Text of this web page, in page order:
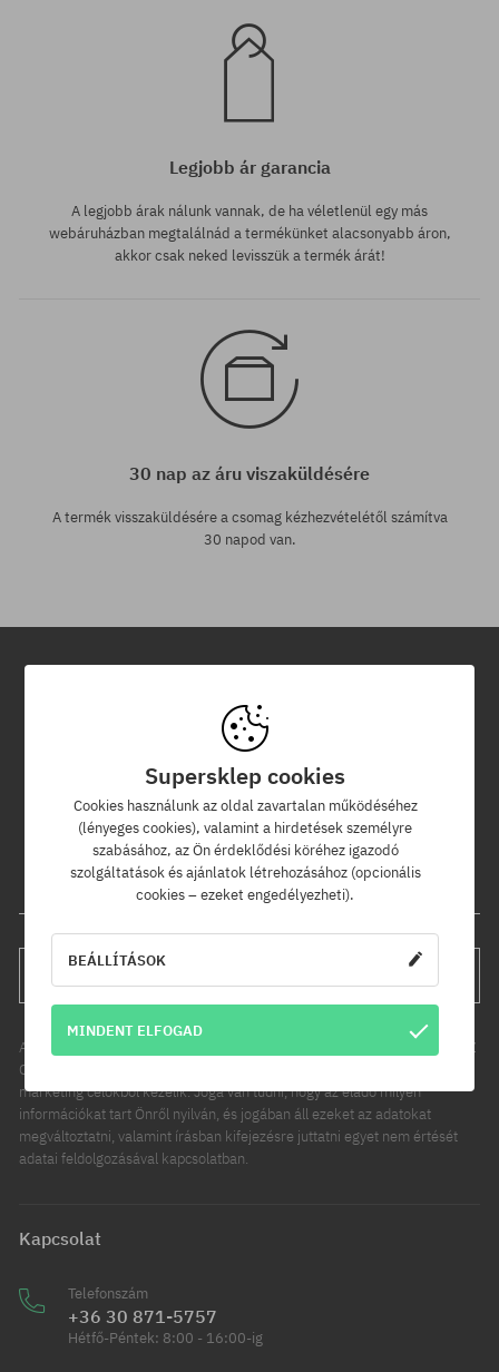
Legjobb ár garancia
A legjobb árak nálunk vannak, de ha véletlenül egy más
webáruházban megtalálnád a termékünket alacsonyabb áron,
akkor csak neked levisszük a termék árát!
30 nap az áru viszaküldésére
A termék visszaküldésére a csomag kézhezvételétől számítva
30 napod van.
Hírlevél
Iratkozz fel hírlevelünkre és értesülj az elsők között új termékeinkről
és kedvezményeinkről!
Ráadásul kapsz egy -5% kedvezménykódot az egész
rendelésedre!
Az Ön személyes adatainak kezelője a COOL SPORT DISTRIBUTION SP Z
O O, székhelye: Modlniczka, ul. Handlowców 2. Személyes adatait
marketing célokból kezelik. Joga van tudni, hogy az eladó milyen
információkat tart Önről nyilván, és jogában áll ezeket az adatokat
megváltoztatni, valamint írásban kifejezésre juttatni egyet nem értését
adatai feldolgozásával kapcsolatban.
Kapcsolat
Telefonszám
+36 30 871-5757
Hétfő-Péntek: 8:00 - 16:00-ig
Supersklep cookies
Cookies használunk az oldal zavartalan működéséhez
(lényeges cookies), valamint a hirdetések személyre
szabásához, az Ön érdeklődési köréhez igazodó
szolgáltatások és ajánlatok létrehozásához (opcionális
cookies – ezeket engedélyezheti).
BEÁLLÍTÁSOK
MINDENT ELFOGAD